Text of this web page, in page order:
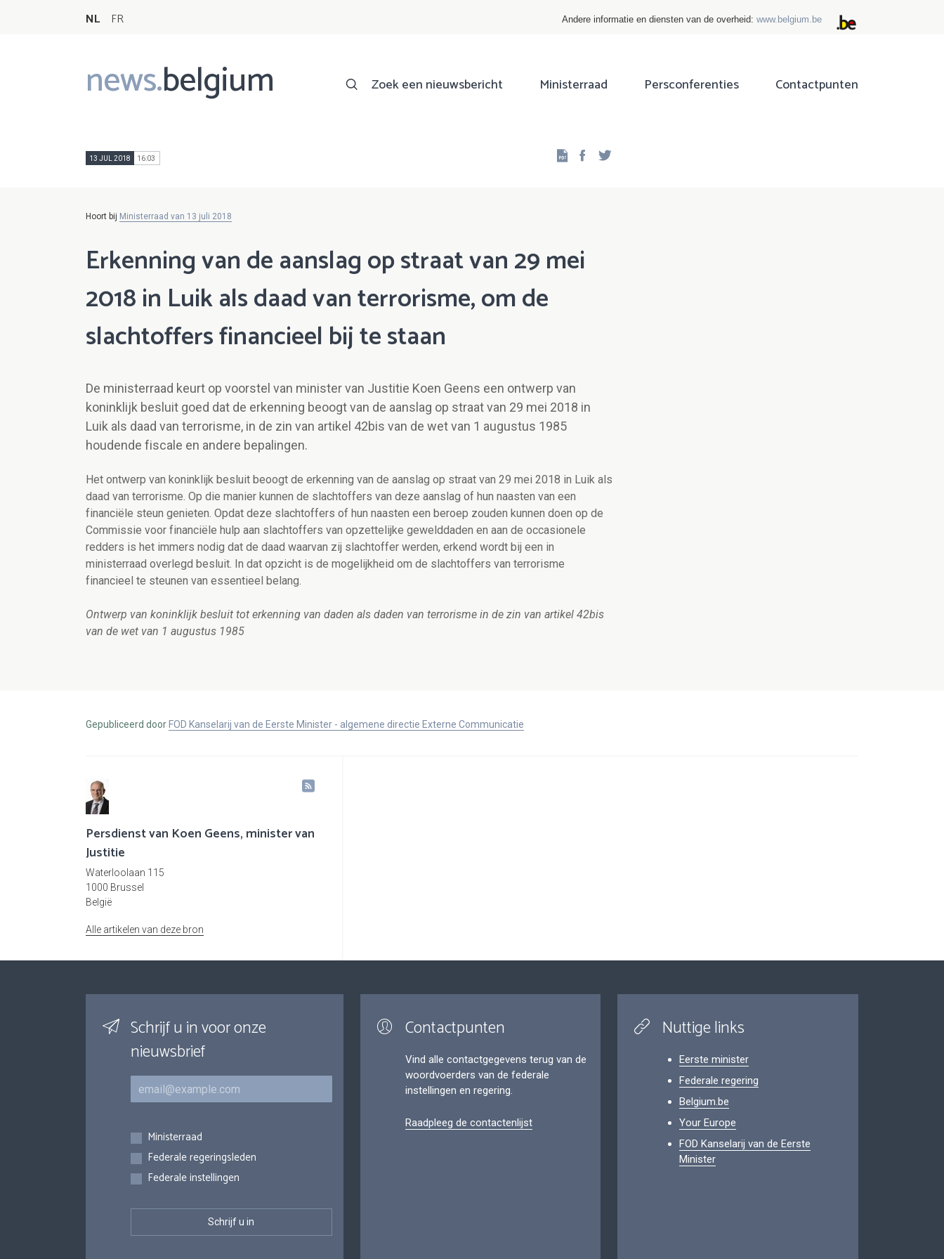
NL FR Andere informatie en diensten van de overheid: www.belgium.be
news.belgium
Main
navigation
Zoek een nieuwsbericht Ministerraad Persconferenties Contactpunten
13 JUL 2018 16:03 Facebook
Hoort bij Ministerraad van 13 juli 2018
Erkenning van de aanslag op straat van 29 mei
2018 in Luik als daad van terrorisme, om de
slachtoffers financieel bij te staan
De ministerraad keurt op voorstel van minister van Justitie Koen Geens een ontwerp van
koninklijk besluit goed dat de erkenning beoogt van de aanslag op straat van 29 mei 2018 in
Luik als daad van terrorisme, in de zin van artikel 42bis van de wet van 1 augustus 1985
houdende fiscale en andere bepalingen.
Het ontwerp van koninklijk besluit beoogt de erkenning van de aanslag op straat van 29 mei 2018 in Luik als
daad van terrorisme. Op die manier kunnen de slachtoffers van deze aanslag of hun naasten van een
financiële steun genieten. Opdat deze slachtoffers of hun naasten een beroep zouden kunnen doen op de
Commissie voor financiële hulp aan slachtoffers van opzettelijke gewelddaden en aan de occasionele
redders is het immers nodig dat de daad waarvan zij slachtoffer werden, erkend wordt bij een in
ministerraad overlegd besluit. In dat opzicht is de mogelijkheid om de slachtoffers van terrorisme
financieel te steunen van essentieel belang.
Ontwerp van koninklijk besluit tot erkenning van daden als daden van terrorisme in de zin van artikel 42bis
van de wet van 1 augustus 1985
Gepubliceerd door FOD Kanselarij van de Eerste Minister - algemene directie Externe Communicatie
Persdienst van Koen Geens, minister van
Justitie
Waterloolaan 115
1000 Brussel
België
Alle artikelen van deze bron
Schrijf u in voor onze
nieuwsbrief
E-mail
Inschrijvingen
Ministerraad
Federale regeringsleden
Federale instellingen
Contactpunten
Vind alle contactgegevens terug van de
woordvoerders van de federale
instellingen en regering.
Raadpleeg de contactenlijst
Nuttige links
Eerste minister
Federale regering
Belgium.be
Your Europe
FOD Kanselarij van de Eerste
Minister